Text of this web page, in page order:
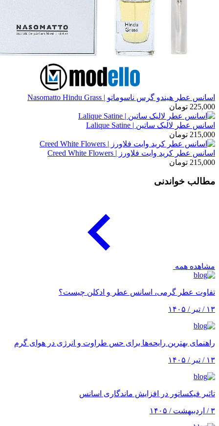
اسانس عطر هیندو گرس ناسوماتو | Nasomatto Hindu Grass
225,000 تومان
اسانس عطر لالیک ساتین | Lalique Satine
215,000 تومان
اسانس عطر کرید وایت فلاورز | Creed White Flowers
215,000 تومان
مطالب خواندنی
مشاهده همه
تفاوت عطر گرمی، اسانس عطر و ادکلن چیست؟
۱۳ / تیر / ۱۴۰۵
راهنمای بهترین رایحه‌ها برای حس طراوت و انرژی در هوای گرم
۱۳ / تیر / ۱۴۰۵
تاثیر فیکساتور در افزایش ماندگاری اسانس
۳ / اردبیهشت / ۱۴۰۵